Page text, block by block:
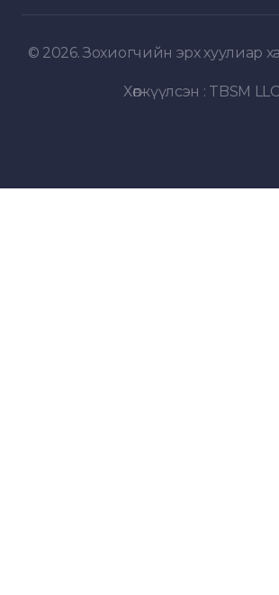
© 2026. Зохиогчийн эрх хуулиар
Хөгжүүлсэн : TBSM LLC